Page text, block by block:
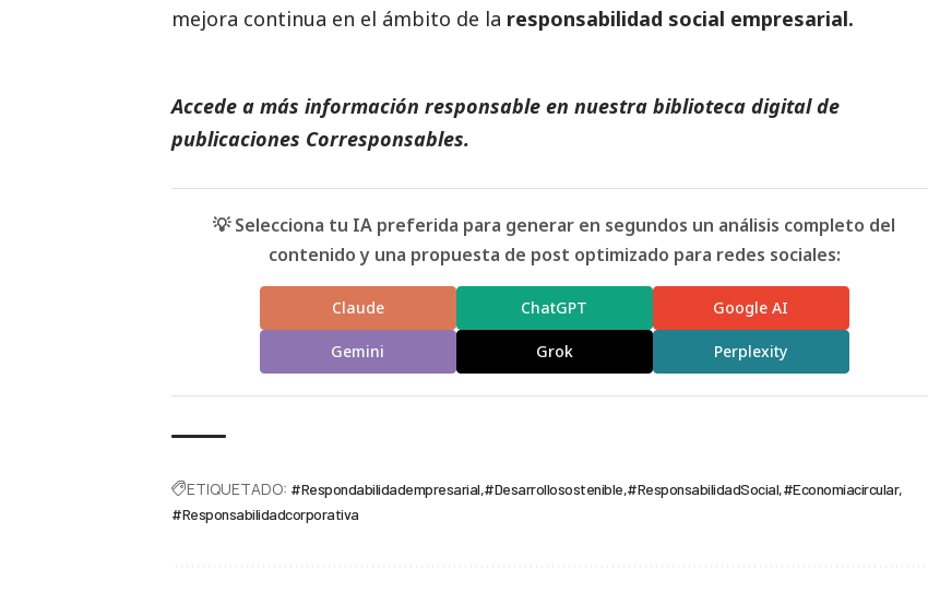
mejora continua en el ámbito de la responsabilidad social empresarial.
Accede a más información responsable en nuestra biblioteca digital de
publicaciones Corresponsables.
💡 Selecciona tu IA preferida para generar en segundos un análisis completo del
contenido y una propuesta de post optimizado para redes sociales:
Claude ChatGPT Google AI
Gemini Grok Perplexity
ETIQUETADO: #Respondabilidadempresarial #Desarrollosostenible #ResponsabilidadSocial #Economíacircular
#Responsabilidadcorporativa